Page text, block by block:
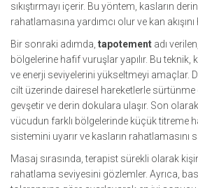
sıkıştırmayı içerir. Bu yöntem, kasların
rahatlamasına yardımcı olur ve kan akışını
Bir sonraki adımda, tapotement adı
bölgelerine hafif vuruşlar yapılır. Bu teknik,
ve enerji seviyelerini yükseltmeyi amaçlar.
cilt üzerinde dairesel hareketlerle
gevşetir ve derin dokulara ulaşır. Son
vücudun farklı bölgelerinde küçük titreme
sistemini uyarır ve kasların rahatlamasını
Masaj sırasında, terapist sürekli olarak
rahatlama seviyesini gözlemler. Ayrıca,